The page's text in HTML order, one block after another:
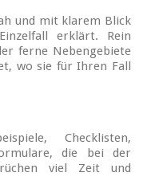
und mit klarem Blick
erklärt. Rein
ferne Nebengebiete
wo sie für Ihren Fall
Checklisten,
die bei der
viel Zeit und